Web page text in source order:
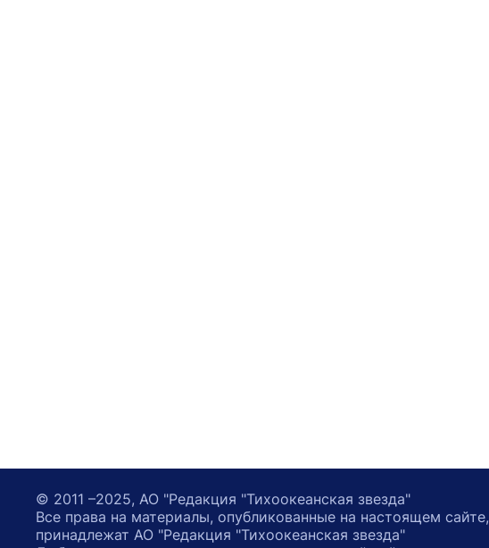
© 2011 –2025, АО "Редакция "Тихоокеанская звезда"
Все права на материалы, опубликованные на настоящем сайте,
принадлежат АО "Редакция "Тихоокеанская звезда"